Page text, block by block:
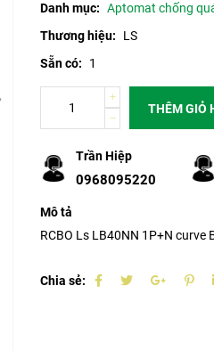
Danh mục: Aptomat chống
Thương hiệu:
LS
Sẵn có:
1
THÊM GIỎ
Trần Hiệp
0968095220
Mô tả
RCBO Ls LB40NN 1P+N curve
Chia sẻ: